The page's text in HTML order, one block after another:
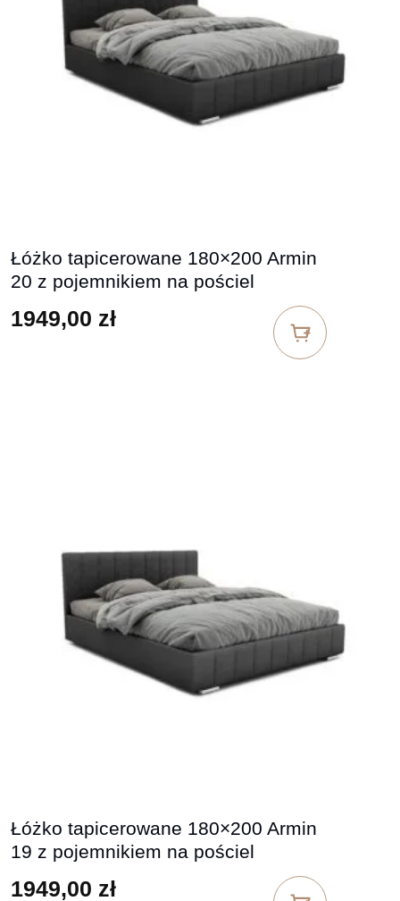
Łóżko tapicerowane 180×200 Armin
20 z pojemnikiem na pościel
1949,00 zł
Łóżko tapicerowane 180×200 Armin
19 z pojemnikiem na pościel
1949,00 zł